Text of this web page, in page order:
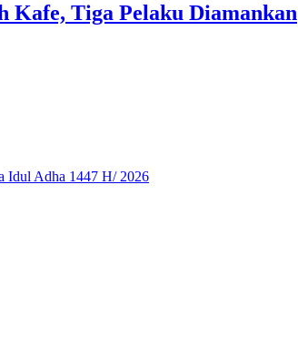
Kafe, Tiga Pelaku Diamankan
Idul Adha 1447 H/ 2026